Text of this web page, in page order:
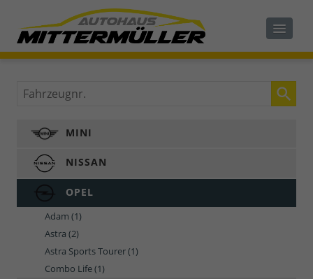
Fahrzeugnr.
MINI
NISSAN
OPEL
Adam (1)
Astra (2)
Astra Sports Tourer(1)
Combo Life(1)